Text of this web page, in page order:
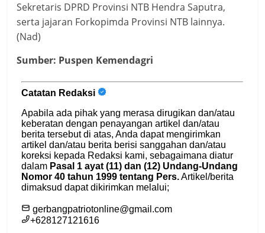
Sekretaris DPRD Provinsi NTB Hendra Saputra,
serta jajaran Forkopimda Provinsi NTB lainnya.
(Nad)
Sumber: Puspen Kemendagri